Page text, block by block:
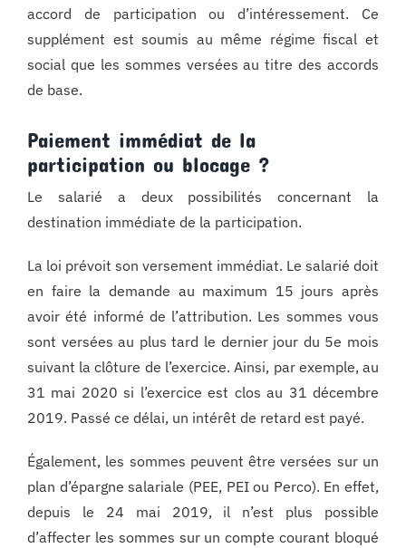
accord de participation ou d’intéressement. Ce
supplément est soumis au même régime fiscal et
social que les sommes versées au titre des accords
de base.
Paiement immédiat de la
participation ou blocage ?
Le salarié a deux possibilités concernant la
destination immédiate de la participation.
La loi prévoit son versement immédiat. Le salarié doit
en faire la demande au maximum 15 jours après
avoir été informé de l’attribution. Les sommes vous
sont versées au plus tard le dernier jour du 5e mois
suivant la clôture de l’exercice. Ainsi, par exemple, au
31 mai 2020 si l’exercice est clos au 31 décembre
2019. Passé ce délai, un intérêt de retard est payé.
Également, les sommes peuvent être versées sur un
plan d’épargne salariale (PEE, PEI ou Perco). En effet,
depuis le 24 mai 2019, il n’est plus possible
d’affecter les sommes sur un compte courant bloqué